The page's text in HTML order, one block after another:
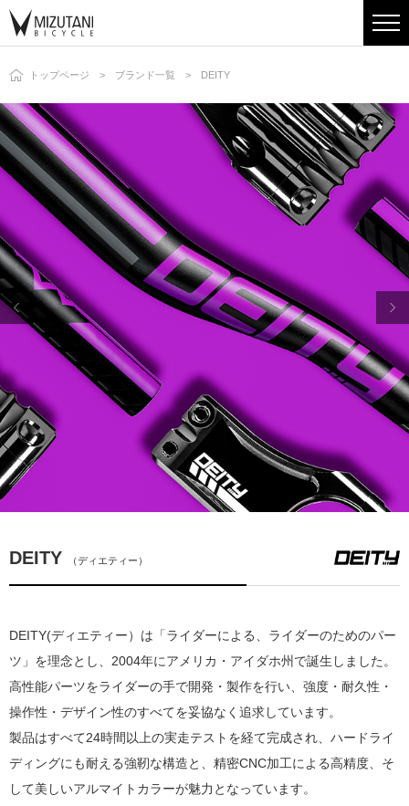
トップページ ブランド一覧 DEITY
DEITY （ディエティー）
DEITY(ディエティー）は「ライダーによる、ライダーのためのパー
ツ」を理念とし、2004年にアメリカ・アイダホ州で誕生しました。
高性能パーツをライダーの手で開発・製作を行い、 強度・耐久性・
操作性・デザイン性のすべてを妥協なく追求しています。
製品はすべて24時間以上の実走テストを経て完成され、ハードライ
ディングにも耐える強靭な構造と、 精密CNC加工による高精度、そ
して美しいアルマイトカラーが魅力となっています。